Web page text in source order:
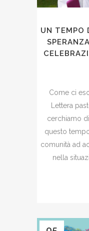
UN TEMPO
Come ci
Lettera
cerchiamo
questo
comunità ad
nella